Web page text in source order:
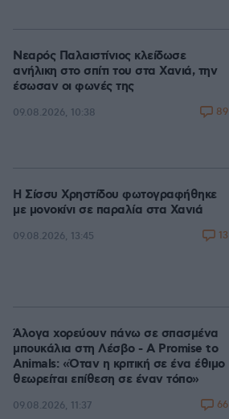
Νεαρός Παλαιστίνιος κλείδωσε
ανήλικη στο σπίτι του στα Χανιά, την
έσωσαν οι φωνές της
09.08.2026, 10:38 89
Η Σίσσυ Χρηστίδου φωτογραφήθηκε
με μονοκίνι σε παραλία στα Χανιά
09.08.2026, 13:45 13
Άλογα χορεύουν πάνω σε σπασμένα
μπουκάλια στη Λέσβο - A Promise to
Animals: «Όταν η κριτική σε ένα έθιμο
θεωρείται επίθεση σε έναν τόπο»
09.08.2026, 11:37 66